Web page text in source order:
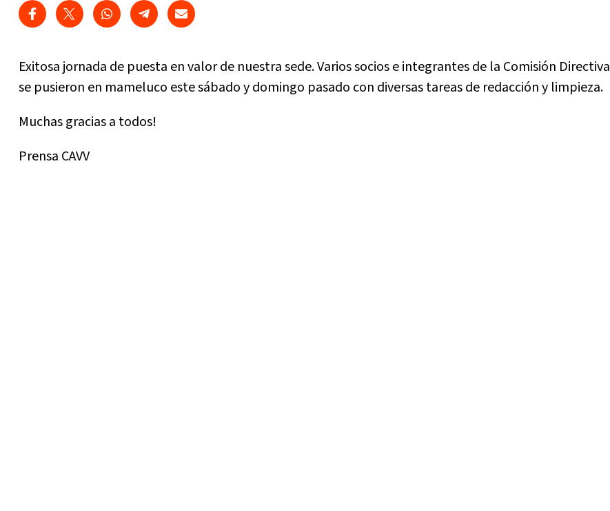
Exitosa jornada de puesta en valor de nuestra sede. Varios socios e integrantes de la Comisión Directiva
se pusieron en mameluco este sábado y domingo pasado con diversas tareas de redacción y limpieza.
Muchas gracias a todos!
Prensa CAVV